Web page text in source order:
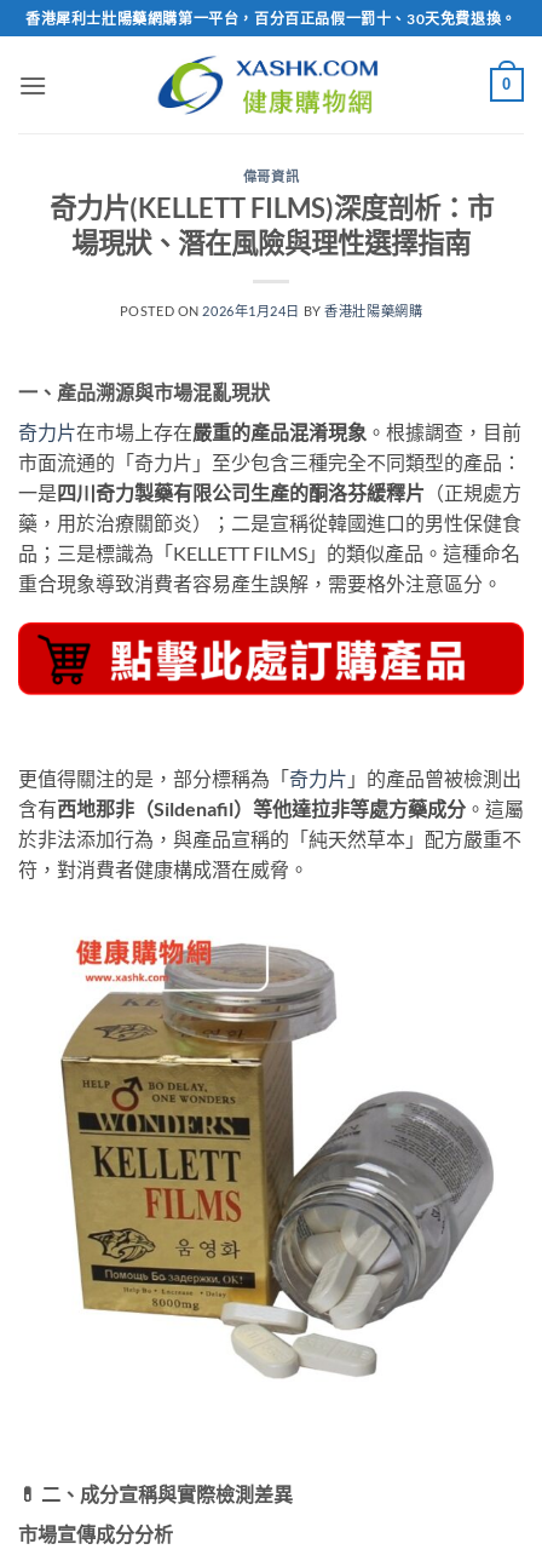
Skip
to
content
香港犀利士壯陽藥網購第一平台，百分百正品假一罰十、30天免費退換。
0
偉哥資訊
奇力片(KELLETT FILMS)深度剖析：市
場現狀、潛在風險與理性選擇指南
POSTED ON 2026年1月24日 BY香港壯陽藥網購
一、產品溯源與市場混亂現狀
奇力片在市場上存在嚴重的產品混淆現象 。根據調查，目前
市面流通的「奇力片」至少包含三種完全不同類型的產品：
一是四川奇力製藥有限公司生產的酮洛芬緩釋片 （正規處方
藥，用於治療關節炎）；二是宣稱從韓國進口的男性保健食
品；三是標識為「KELLETT FILMS」的類似產品。這種命名
重合現象導致消費者容易產生誤解，需要格外注意區分。
更值得關注的是，部分標稱為「奇力片 」的產品曾被檢測出
含有西地那非（Sildenafil）等他達拉非等處方藥成分 。這屬
於非法添加行為，與產品宣稱的「純天然草本」配方嚴重不
符，對消費者健康構成潛在威脅。
💊 二、成分宣稱與實際檢測差異
市場宣傳成分分析